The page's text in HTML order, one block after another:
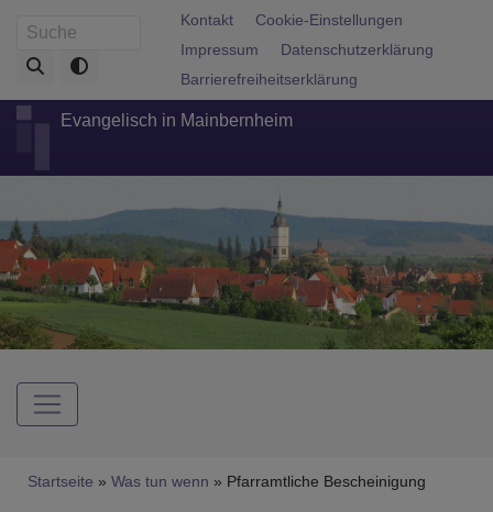
zum
Inhalt
Suche Fußbereichsmenü
Kontakt
Cookie-Einstellungen
Impressum
Datenschutzerklärung
Barrierefreiheitserklärung
Evangelisch in Mainbernheim
Hauptnavigation
Breadcrumb
Startseite Was tun wenn Pfarramtliche Bescheinigung